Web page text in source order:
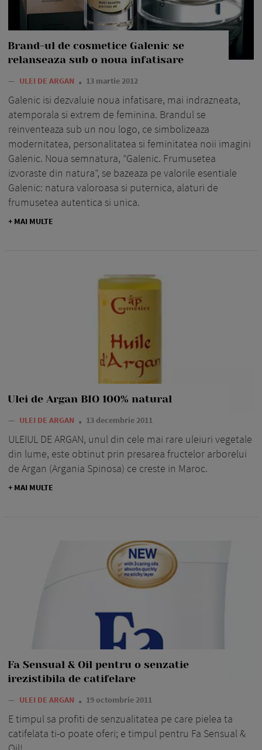
Brand-ul de cosmetice Galenic se
relanseaza sub o noua infatisare
— ULEI DE ARGAN 13 martie 2012
Galenic isi dezvaluie noua infatisare, mai indrazneata,
atemporala si extrem de feminina. Brandul se
reinventeaza sub un nou logo, ce simbolizeaza
modernitatea, personalitatea si feminitatea noii imagini
Galenic. Noua semnatura, ”Galenic. Frumusetea
izvoraste din natura”, se bazeaza pe valorile esentiale
Galenic: natura valoroasa si puternica, alaturi de
frumusetea autentica si unica.
+ MAI MULTE
Ulei de Argan BIO 100% natural
— ULEI DE ARGAN 13 decembrie 2011
ULEIUL DE ARGAN, unul din cele mai rare uleiuri vegetale
din lume, este obtinut prin presarea fructelor arborelui
de Argan (Argania Spinosa) ce creste in Maroc.
+ MAI MULTE
Fa Sensual & Oil pentru o senzatie
irezistibila de catifelare
— ULEI DE ARGAN 19 octombrie 2011
E timpul sa profiti de senzualitatea pe care pielea ta
catifelata ti-o poate oferi; e timpul pentru Fa Sensual &